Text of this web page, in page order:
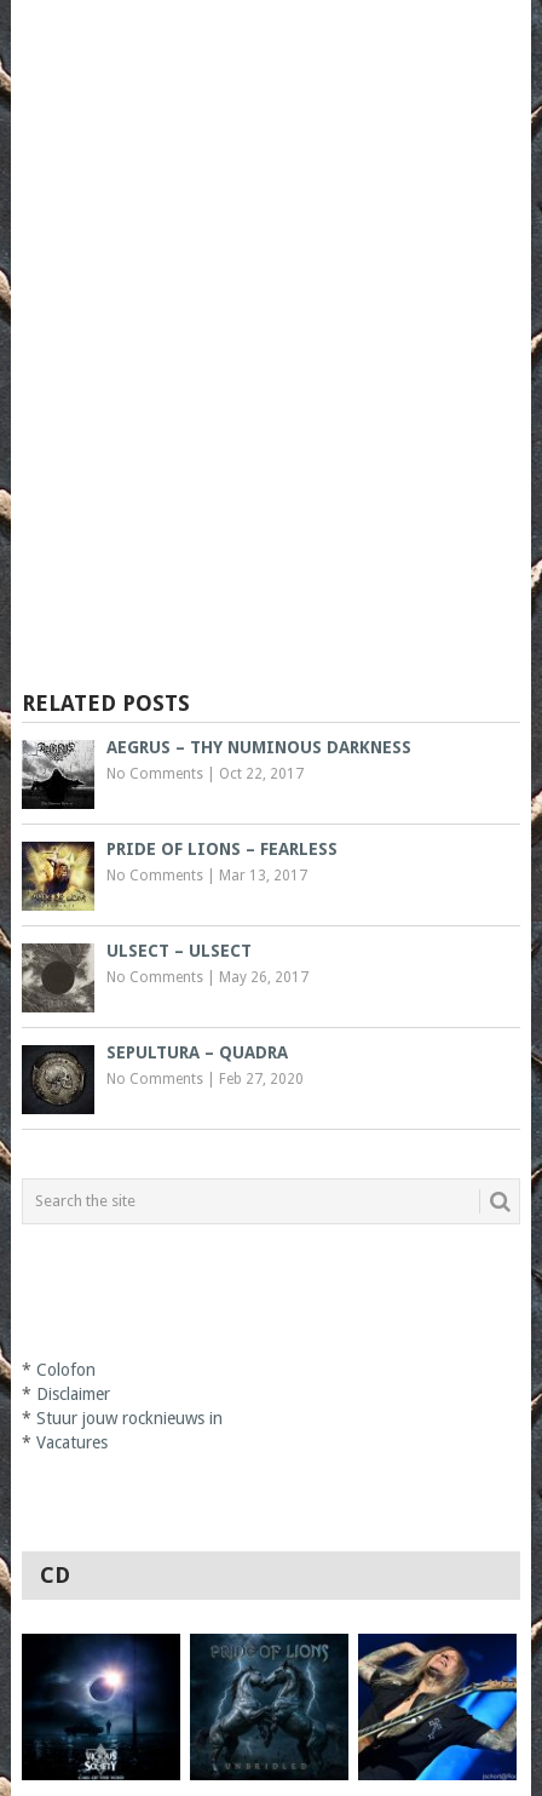
RELATED POSTS
AEGRUS – THY NUMINOUS DARKNESS
No Comments| Oct 22, 2017
PRIDE OF LIONS – FEARLESS
No Comments| Mar 13, 2017
ULSECT – ULSECT
No Comments| May 26, 2017
SEPULTURA – QUADRA
No Comments| Feb 27, 2020
* Colofon
* Disclaimer
* Stuur jouw rocknieuws in
* Vacatures
CD